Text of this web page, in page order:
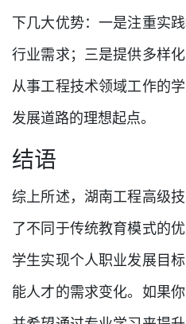
下几大优势：一是注重实
行业需求；三是提供多样
从事工程技术领域工作的
发展道路的理想起点。
结语
综上所述，湖南工程高级
了不同于传统教育模式的
学生实现个人职业发展目
能人才的需求变化。如果